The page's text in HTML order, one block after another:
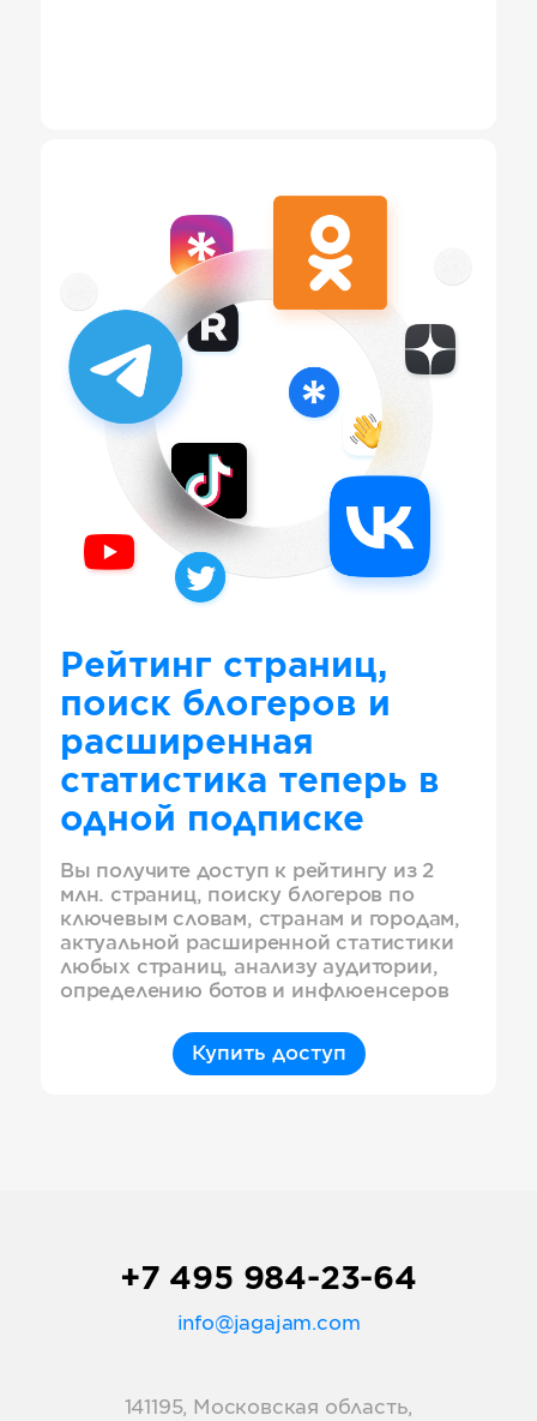
Рейтинг страниц,
поиск блогеров и
расширенная
статистика теперь в
одной подписке
Вы получите доступ к рейтингу из 2
млн. страниц, поиску блогеров по
ключевым словам, странам и городам,
актуальной расширенной статистики
любых страниц, анализу аудитории,
определению ботов и инфлюенсеров
Купить доступ
+7 495 984-23-64
info@jagajam.com
141195, Московская область,